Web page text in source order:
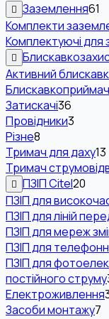
Заземлення61
Комплекти
Комплектуючі для
Активний
Затискачі36
Провідники3
Різне8
Тримач для даху13
Тримач
ПЗІП Citel20
ПЗІП для
ПЗІП для ліній
ПЗІП для мереж
ПЗІП для
ПЗІП для
постійного струму
Електроживлення
Засоби монтажу7